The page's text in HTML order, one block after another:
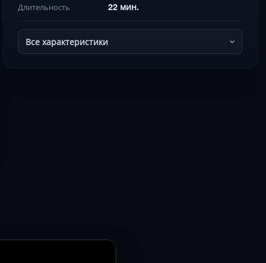
Длительность 22 мин.
Все характеристики